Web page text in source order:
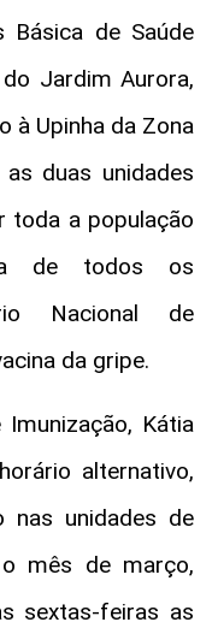
Básica de Saúde
Jardim Aurora,
à Upinha da Zona
duas unidades
toda a população
de todos os
Nacional de
da gripe.
Kátia
alternativo,
nas unidades de
mês de março,
sextas-feiras as